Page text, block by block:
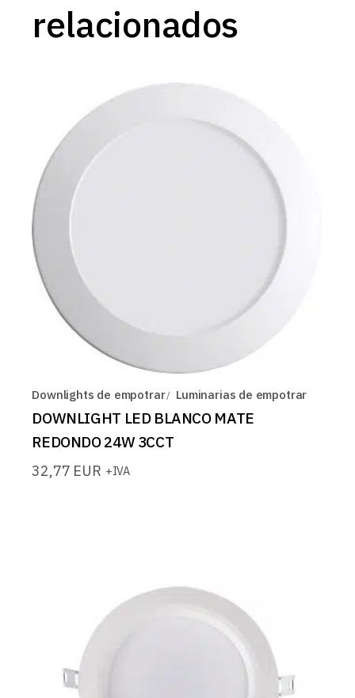
relacionados
Downlights de empotrar Luminarias de empotrar
DOWNLIGHT LED BLANCO MATE
REDONDO 24W 3CCT
32,77 EUR +IVA